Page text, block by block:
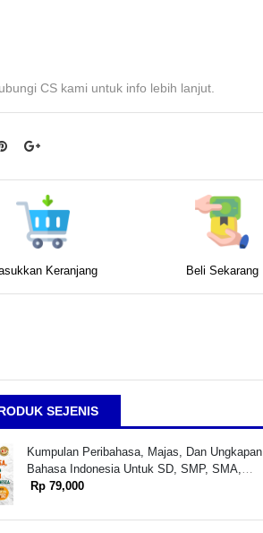
CS kami untuk info lebih lanjut.
Keranjang Beli Sekarang
SEJENIS
Kumpulan Peribahasa, Majas, Dan Ungkapan
Bahasa Indonesia Untuk SD, SMP, SMA,
Mahasiswa Dan Umum
Rp 79,000